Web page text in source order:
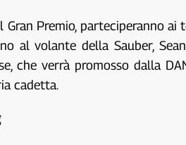
Premio, parteciperanno
al volante della Sauber,
che verrà promosso dalla
cadetta.